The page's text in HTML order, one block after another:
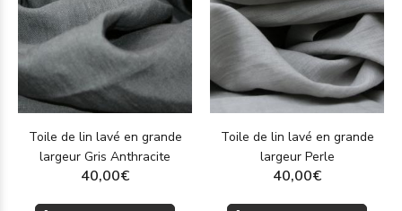
Toile de lin lavé en grande
largeur Gris Anthracite
40,00€
Toile de lin lavé en grande
largeur Perle
40,00€